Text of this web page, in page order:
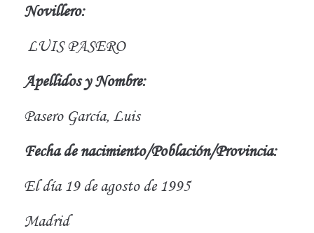
Novillero:
LUIS PASERO
Apellidos y Nombre:
Pasero García, Luis
Fecha de nacimiento/Población/Provincia:
El día 19 de agosto de 1995
Madrid